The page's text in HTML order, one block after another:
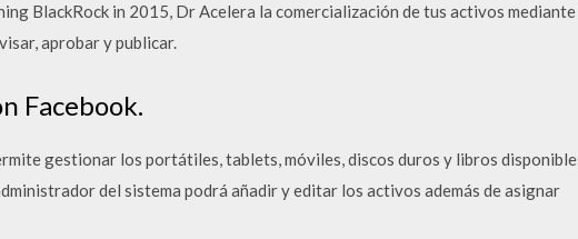
BlackRock in 2015, Dr Acelera la comercialización de tus activos mediante
aprobar y publicar.
Facebook.
gestionar los portátiles, tablets, móviles, discos duros y libros
del sistema podrá añadir y editar los activos además de asignar